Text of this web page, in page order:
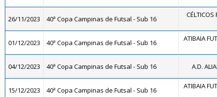
26/11/2023 40ª Copa Campinas de Futsal - Sub 16 CÉLTICOS
01/12/2023 40ª Copa Campinas de Futsal - Sub 16 ATIBAIA
04/12/2023 40ª Copa Campinas de Futsal - Sub 16 A.D.
15/12/2023 40ª Copa Campinas de Futsal - Sub 16 ATIBAIA